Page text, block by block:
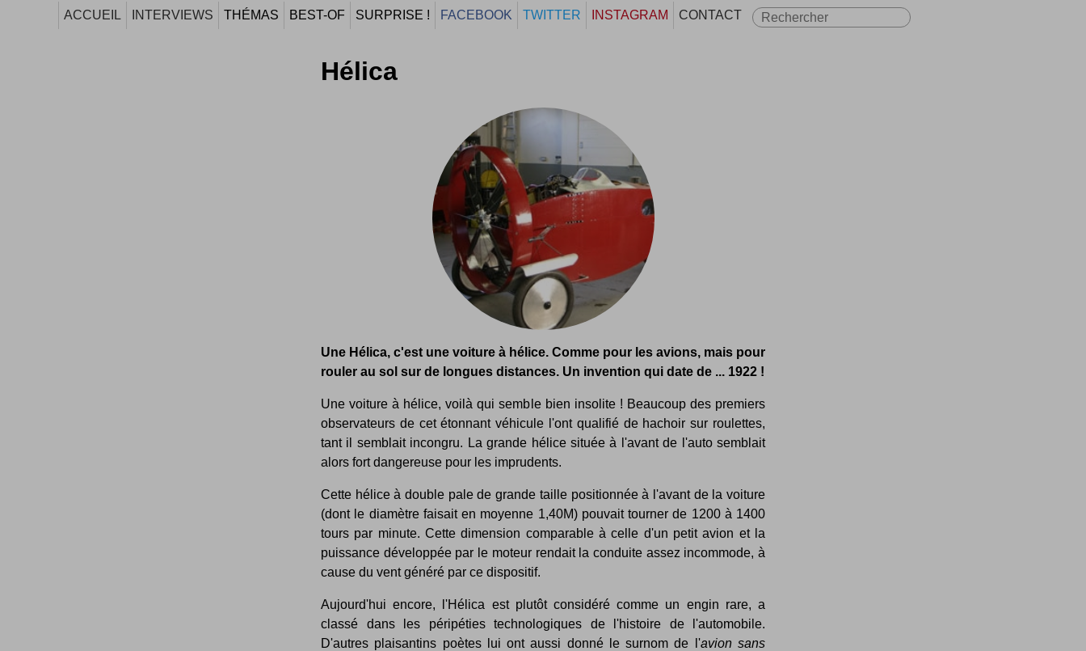
ACCUEIL INTERVIEWS THÉMAS BEST-OF SURPRISE ! FACEBOOK TWITTER INSTAGRAM CONTACT
Hélica
Une Hélica, c'est une voiture à hélice. Comme pour les avions, mais pour
rouler au sol sur de longues distances. Un invention qui date de ... 1922 !
Une voiture à hélice, voilà qui semble bien insolite ! Beaucoup des premiers
observateurs de cet étonnant véhicule l'ont qualifié de hachoir sur roulettes,
tant il semblait incongru. La grande hélice située à l'avant de l'auto semblait
alors fort dangereuse pour les imprudents.
Cette hélice à double pale de grande taille positionnée à l'avant de la voiture
(dont le diamètre faisait en moyenne 1,40M) pouvait tourner de 1200 à 1400
tours par minute. Cette dimension comparable à celle d'un petit avion et la
puissance développée par le moteur rendait la conduite assez incommode, à
cause du vent généré par ce dispositif.
Aujourd'hui encore, l'Hélica est plutôt considéré comme un engin rare, a
classé dans les péripéties technologiques de l'histoire de l'automobile.
D'autres plaisantins poètes lui ont aussi donné le surnom de l'avion sans